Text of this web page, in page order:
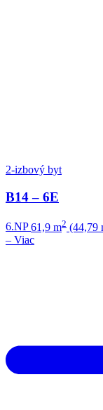
2-izbový byt
B14 – 6E
6.NP 61,9 m2 (44,79
– Viac